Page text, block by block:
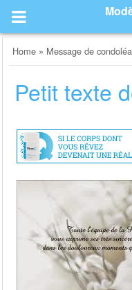
content
Home » Message de
Petit texte